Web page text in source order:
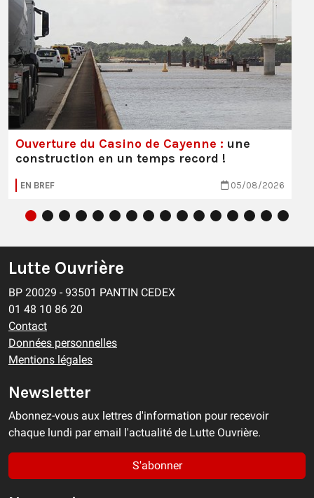
Ouverture du Casino de Cayenne : une
construction en un temps record !
EN BREF 05/08/2026
Lutte Ouvrière
BP 20029 - 93501 PANTIN CEDEX
01 48 10 86 20
Contact
Données personnelles
Mentions légales
Newsletter
Abonnez-vous aux lettres d'information pour recevoir
chaque lundi par email l'actualité de Lutte Ouvrière.
S'abonner